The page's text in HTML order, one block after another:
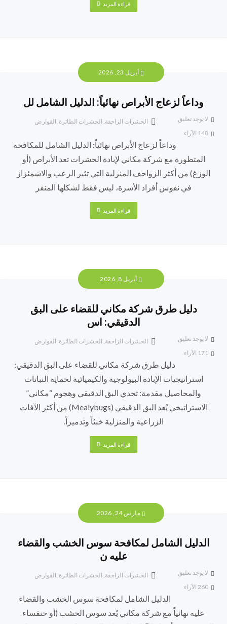
قراءة المزيد
أبريل 23, 2026
وداعاً لزعاج الأبراص نهائياً: الدليل الشامل لل
الحشرات الزاحفة, الحشرات الطائرة, القوارض
لا يوجد تعليق
الآراء
وداعاً لزعاج الأبراص نهائياً: الدليل الشامل للمكافحة
المتطورة مع شركة مكاني لإبادة الحشرات تعد الأبراص (أو
الوزغ) من أكثر الزواحف المنزلية التي تثير الرعب والاشمئزاز
في نفوس أفراد الأسرة، ليس فقط لشكلها المنفر
قراءة المزيد
أبريل 8, 2026
دليل طرق شركة مكاني للقضاء على البق
الدقيقي: اس
الحشرات الزاحفة, الحشرات الطائرة, القوارض
لا يوجد تعليق
الآراء
دليل طرق شركة مكاني للقضاء على البق الدقيقي:
استراتيجيات الإبادة البيولوجية والكيميائية لحماية النباتات
والمحاصيل مقدمة: تحدي البق الدقيقي وهجوم “مكاني”
الاستراتيجي يُعد البق الدقيقي (Mealybugs) من أكثر الآفات
الزراعية والمنزلية خبثاً وتدميراً.
قراءة المزيد
مارس 24, 2026
الدليل الشامل لمكافحة سوس الخشب والقضاء
عليه ن
الحشرات الزاحفة, الحشرات الطائرة, القوارض
لا يوجد تعليق
الآراء
الدليل الشامل لمكافحة سوس الخشب والقضاء
عليه نهائياً مع شركة مكاني يُعد سوس الخشب (أو خنفساء